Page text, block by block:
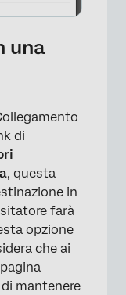
una
di
, questa
in
farà
opzione
che ai
mantenere